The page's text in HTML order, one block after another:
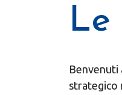
Le
Benvenuti
strategico